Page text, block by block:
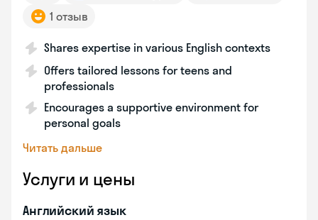
1 отзыв
Shares expertise in various English contexts
Offers tailored lessons for teens and
professionals
Encourages a supportive environment for
personal goals
Читать дальше
Услуги и цены
Английский язык